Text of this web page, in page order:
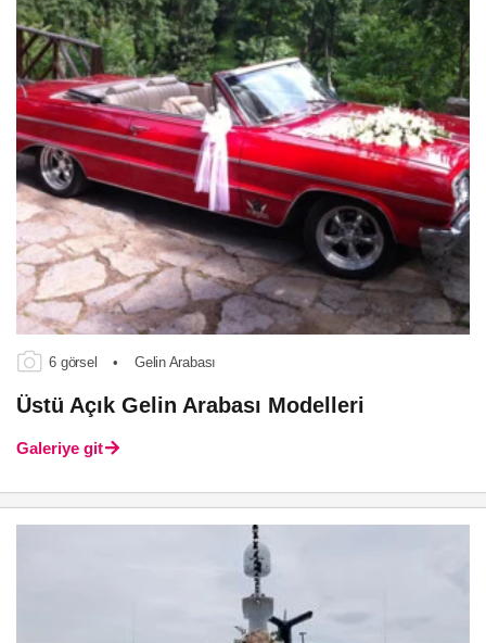
6 görsel • Gelin Arabası
Üstü Açık Gelin Arabası Modelleri
Galeriye git